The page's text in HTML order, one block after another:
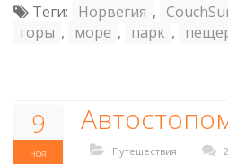
Теги: Норвегия ,
горы , море , парк ,
9
ноя Путешествия